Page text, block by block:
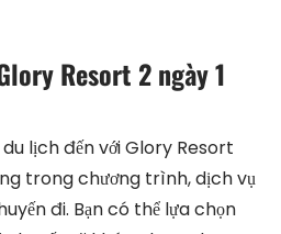
Resort 2 ngày 1
lịch đến với Glory Resort
trong chương trình, dịch vụ
đi. Bạn có thể lựa chọn